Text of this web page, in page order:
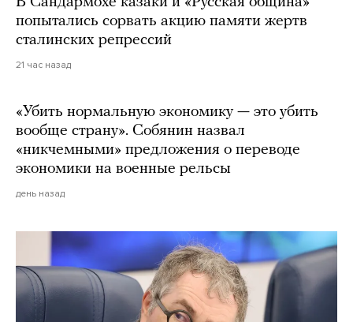
попытались сорвать акцию памяти жертв
сталинских репрессий
21 час назад
«Убить нормальную экономику — это убить
вообще страну». Собянин назвал
«никчемными» предложения о переводе
экономики на военные рельсы
день назад